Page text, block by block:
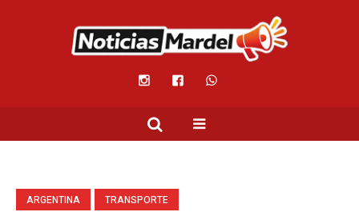
ARGENTINA TRANSPORTE